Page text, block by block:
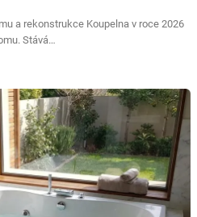
a rekonstrukce Koupelna v roce 2026
Stává…